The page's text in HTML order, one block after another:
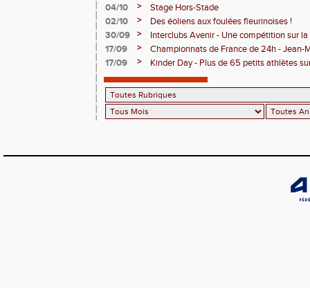
04/10
>
Stage Hors-Stade
02/10
>
Des éoliens aux foulées fleurinoises !
30/09
>
Interclubs Avenir - Une compétition sur
17/09
>
Championnats de France de 24h - Jean-
M7
17/09 > Kinder Day - Plus de 65 petits athlètes